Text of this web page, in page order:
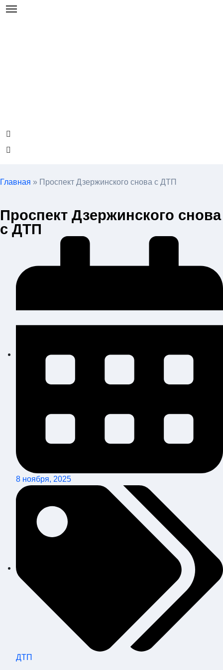
Главная » Проспект Дзержинского снова с ДТП
Проспект Дзержинского снова
с ДТП
8 ноября, 2025
ДТП